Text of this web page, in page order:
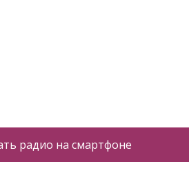
радио на смартфоне